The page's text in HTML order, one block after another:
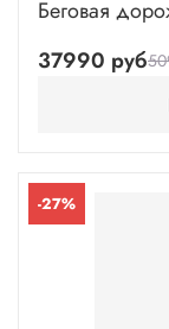
Беговая
37990 руб
-27%